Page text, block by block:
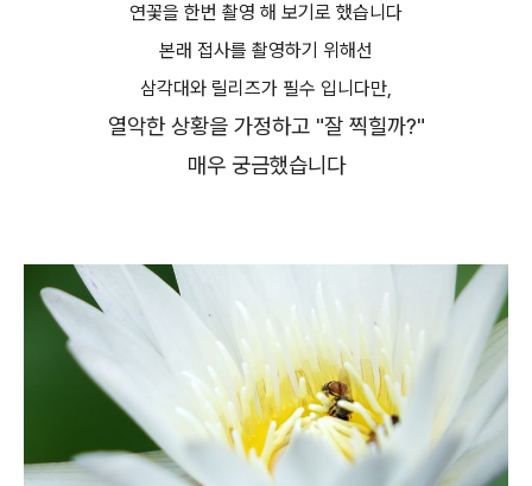
연꽃을 한번 촬영 해 보기로 했습니다
본래 접사를 촬영하기 위해선
삼각대와 릴리즈가 필수 입니다만,
열악한 상황을 가정하고 "잘 찍힐까?"
매우 궁금했습니다